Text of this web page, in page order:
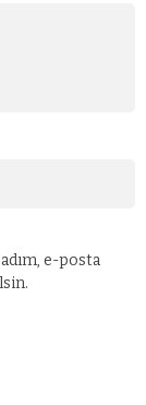
e-posta